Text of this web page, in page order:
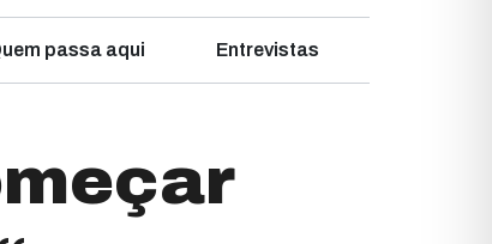
passa aqui Entrevistas